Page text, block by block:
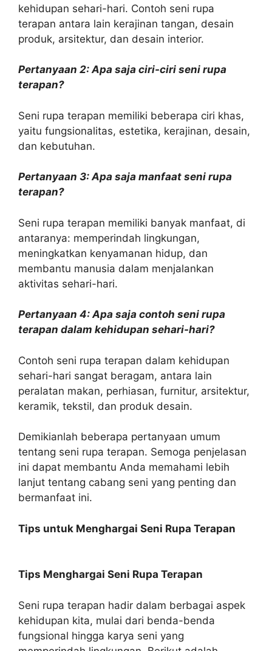
kehidupan sehari-hari. Contoh seni rupa
terapan antara lain kerajinan tangan, desain
produk, arsitektur, dan desain interior.
Pertanyaan 2: Apa saja ciri-ciri seni rupa
terapan?
Seni rupa terapan memiliki beberapa ciri khas,
yaitu fungsionalitas, estetika, kerajinan, desain,
dan kebutuhan.
Pertanyaan 3: Apa saja manfaat seni rupa
terapan?
Seni rupa terapan memiliki banyak manfaat, di
antaranya: memperindah lingkungan,
meningkatkan kenyamanan hidup, dan
membantu manusia dalam menjalankan
aktivitas sehari-hari.
Pertanyaan 4: Apa saja contoh seni rupa
terapan dalam kehidupan sehari-hari?
Contoh seni rupa terapan dalam kehidupan
sehari-hari sangat beragam, antara lain
peralatan makan, perhiasan, furnitur, arsitektur,
keramik, tekstil, dan produk desain.
Demikianlah beberapa pertanyaan umum
tentang seni rupa terapan. Semoga penjelasan
ini dapat membantu Anda memahami lebih
lanjut tentang cabang seni yang penting dan
bermanfaat ini.
Tips untuk Menghargai Seni Rupa Terapan
Tips Menghargai Seni Rupa Terapan
Seni rupa terapan hadir dalam berbagai aspek
kehidupan kita, mulai dari benda-benda
fungsional hingga karya seni yang